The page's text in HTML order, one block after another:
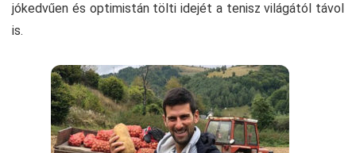
jókedvűen és optimistán tölti idejét a tenisz világától távol
is.